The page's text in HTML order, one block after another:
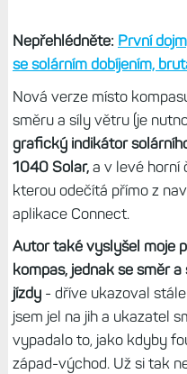
Nepřehlédněte: První
se solárním dobíjením,
Nová verze místo
směru a síly větru (je
grafický indikátor
1040 Solar,a v levé horní
kterou odečítá přímo z
aplikace Connect.
Autor také vyslyšel moje
kompas, jednak se směr
jízdy- dříve ukazoval
jsem jel na jih a ukazatel
vypadalo to, jako kdyby
západ-východ. Už si tak